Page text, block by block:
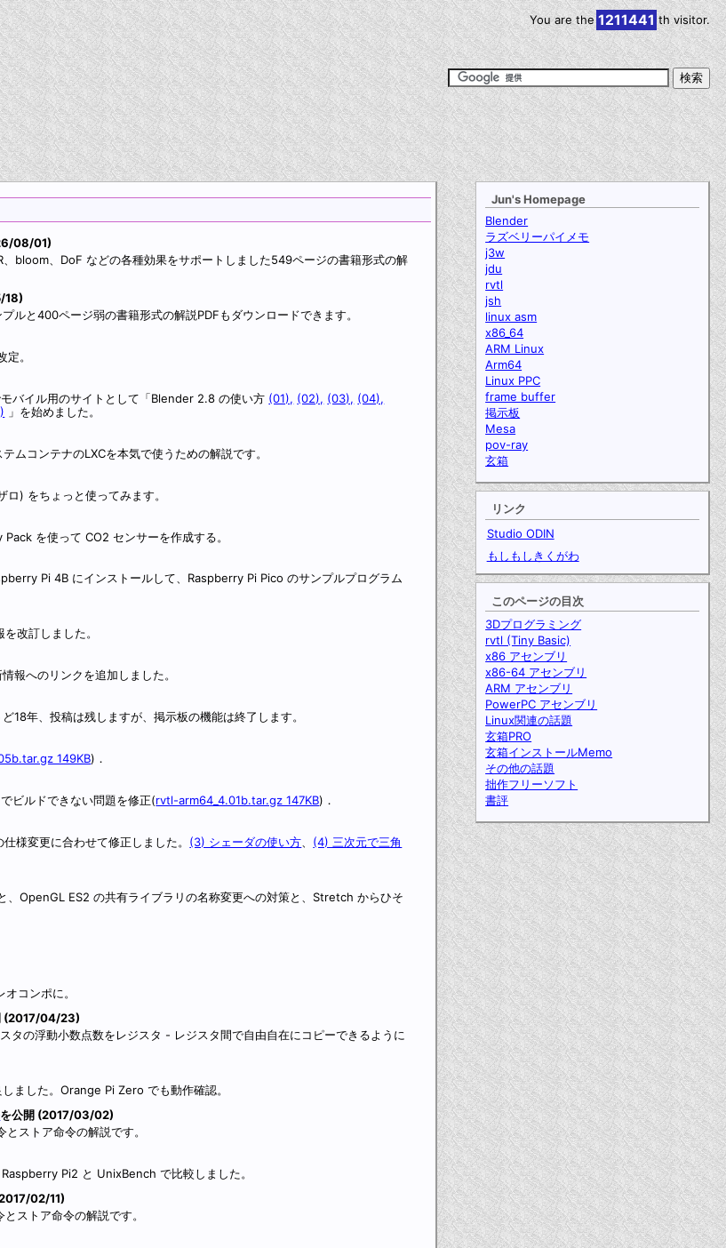
You are the 1211441 th visitor.
08/01)
bloom、DoF などの各種効果をサポートしました549ページの書籍形式の解
18)
と400ページ弱の書籍形式の解説PDFもダウンロードできます。
。
バイル用のサイトとして「Blender 2.8 の使い方 (01), (02), (03), (04),
」を始めました。
コンテナのLXCを本気で使うための解説です。
) をちょっと使ってみます。
を使って CO2 センサーを作成する。
Pi 4B にインストールして、Raspberry Pi Pico のサンプルプログラム
改訂しました。
報へのリンクを追加しました。
年、投稿は残しますが、掲示板の機能は終了します。
149KB)．
ビルドできない問題を修正(rvtl-arm64_4.01b.tar.gz 147KB)．
様変更に合わせて修正しました。 (3) シェーダの使い方
(4) 三次元で三角
OpenGL ES2 の共有ライブラリの名称変更への対策と、Stretch からひそ
コンポに。
(2017/04/23)
の浮動小数点数をレジスタ - レジスタ間で自由自在にコピーできるように
ました。Orange Pi Zero でも動作確認。
を公開 (2017/03/02)
ストア命令の解説です。
Pi2 と UnixBench で比較しました。
02/11)
ストア命令の解説です。
Jun's Homepage
Blender
ラズベリーパイメモ
j3w
jdu
rvtl
jsh
linux asm
x86_64
ARM Linux
Arm64
Linux PPC
frame buffer
掲示板
Mesa
pov-ray
玄箱
リンク
Studio ODIN
もしもしきくがわ
このページの目次
3Dプログラミング
rvtl (Tiny Basic)
x86 アセンブリ
x86-64 アセンブリ
ARM アセンブリ
PowerPC アセンブリ
Linux関連の話題
玄箱PRO
玄箱インストールMemo
その他の話題
拙作フリーソフト
書評